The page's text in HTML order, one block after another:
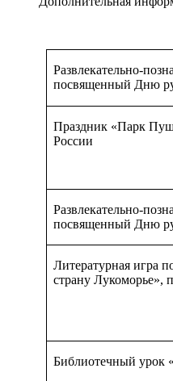
Развлекательно-
посвященный Дню
Праздник «Парк
России
Развлекательно-
посвященный Дню
Литературная игра
страну Лукоморье»,
Библиотечный урок